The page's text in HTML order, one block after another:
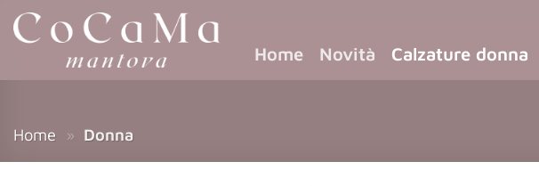
Home Novità Calzature donna
Home » Donna